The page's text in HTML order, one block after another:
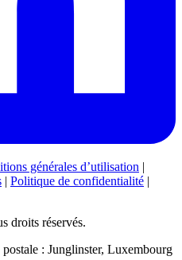
générales d’utilisation |
| Politique de confidentialité |
droits réservés.
: Junglinster, Luxembourg